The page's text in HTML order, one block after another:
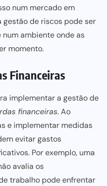
num mercado em
gestão de riscos pode ser
ambiente onde as
momento.
Financeiras
implementar a gestão de
financeiras. Ao
e implementar medidas
evitar gastos
Por exemplo, uma
avalia os
trabalho pode enfrentar